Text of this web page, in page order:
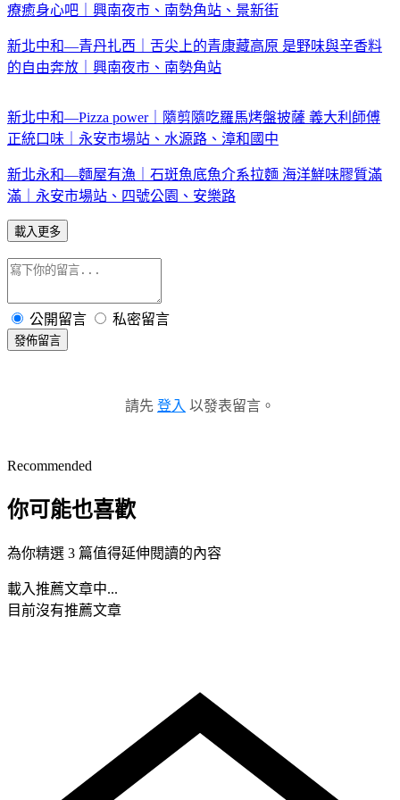
療癒身心吧｜興南夜市、南勢角站、景新街
新北中和—青丹扎西｜舌尖上的青康藏高原 是野味與辛香料
的自由奔放｜興南夜市、南勢角站
新北中和—Pizza power｜隨剪隨吃羅馬烤盤披薩 義大利師傅
正統口味｜永安市場站、水源路、漳和國中
新北永和—麵屋有漁｜石斑魚底魚介系拉麵 海洋鮮味膠質滿
滿｜永安市場站、四號公園、安樂路
載入更多
公開留言 私密留言
發佈留言
請先 登入 以發表留言。
Recommended
你可能也喜歡
為你精選 3 篇值得延伸閱讀的內容
載入推薦文章中...
目前沒有推薦文章